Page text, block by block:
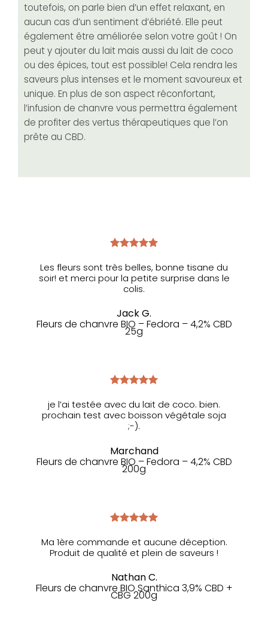
toutefois, on parle bien d’un effet relaxant, en
aucun cas d’un sentiment d’ébriété. Elle peut
également être améliorée selon votre goût ! On
peut y ajouter du lait mais aussi du lait de coco
ou des épices, tout est possible! Cela rendra les
saveurs plus intenses et le moment savoureux et
unique. En plus de son aspect réconfortant,
l’infusion de chanvre vous permettra également
de profiter des vertus thérapeutiques que l’on
prête au CBD.
Les fleurs sont très belles, bonne tisane du
soir! et merci pour la petite surprise dans le
colis.
Jack G.
Fleurs de chanvre BIO – Fedora – 4,2% CBD
25g
je l’ai testée avec du lait de coco. bien.
prochain test avec boisson végétale soja
;-).
Marchand
Fleurs de chanvre BIO – Fedora – 4,2% CBD
200g
Ma 1ère commande et aucune déception.
Produit de qualité et plein de saveurs !
Nathan C.
Fleurs de chanvre BIO Santhica 3,9% CBD +
CBG 200g